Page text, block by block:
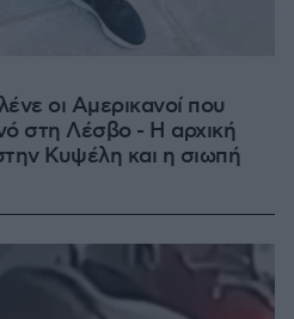
οι Αμερικανοί που
στη Λέσβο - Η αρχική
Κυψέλη και η σιωπή